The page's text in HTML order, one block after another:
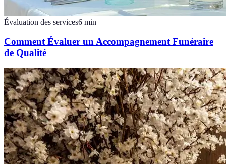
Évaluation des services6 min
Comment Évaluer un Accompagnement Funéraire
de Qualité